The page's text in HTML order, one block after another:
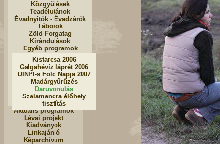
Aktuális programok
Lévai projekt
Kiadványok
Linkajánló
Képarchívum
Közgyűlések
Teadélutánok
Évadnyitók - Évadzárók
Táborok
Zöld Forgatag
Kirándulások
Egyéb programok
Kistarcsa 2006
Galgahévíz láprét 2006
DINPI-s Föld Napja 2007
Madárgyűrűzés
Daruvonulás
Szalamandra élőhely
tisztítás